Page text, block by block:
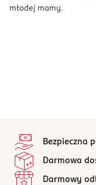
młodej mamy.
Bezpieczna
Darmowa
Darmowy